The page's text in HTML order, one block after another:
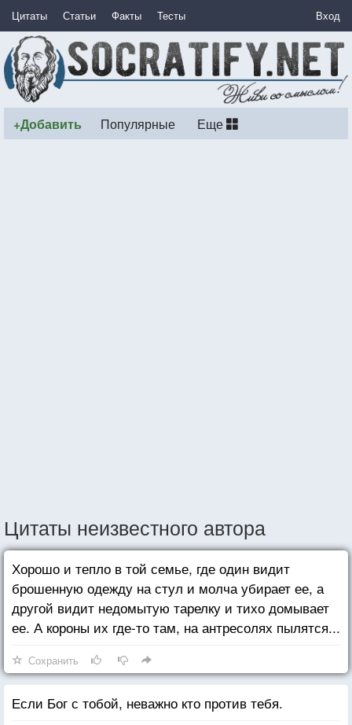
Цитаты Статьи Факты Тесты Вход
+Добавить Популярные Еще
Цитаты неизвестного автора
Хорошо и тепло в той семье, где один видит
брошенную одежду на стул и молча убирает ее, а
другой видит недомытую тарелку и тихо домывает
ее. А короны их где-то там, на антресолях пылятся...
Сохранить
Если Бог с тобой, неважно кто против тебя.